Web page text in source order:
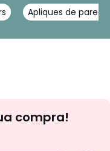
Apliques de
compra!